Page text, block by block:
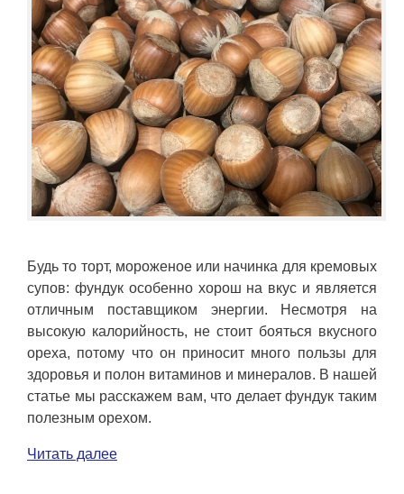
Будь то торт, мороженое или начинка для кремовых
супов: фундук особенно хорош на вкус и является
отличным поставщиком энергии. Несмотря на
высокую калорийность, не стоит бояться вкусного
ореха, потому что он приносит много пользы для
здоровья и полон витаминов и минералов. В нашей
статье мы расскажем вам, что делает фундук таким
полезным орехом.
Читать далее